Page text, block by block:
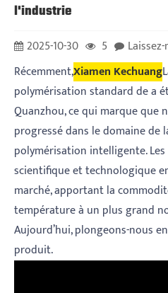
l'industrie
2025-10-30 5
Récemment,Xiamen Kechuang
polymérisation standard de a
Quanzhou, ce qui marque que
progressé dans le domaine de
polymérisation intelligente.
scientifique et technologique
marché, apportant la
température à un plus grand
Aujourd’hui, plongeons-nous
produit.